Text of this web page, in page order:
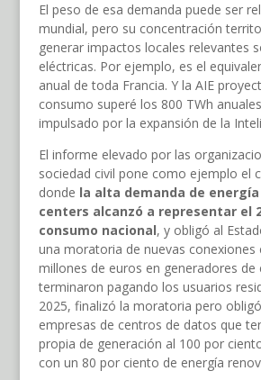
El peso de esa demanda puede ser
mundial, pero su concentración
generar impactos locales relevantes
eléctricas. Por ejemplo, es el
anual de toda Francia. Y la AIE
consumo superé los 800 TWh
impulsado por la expansión de la
El informe elevado por las
sociedad civil pone como ejemplo el
donde la alta demanda de
centers alcanzó a representar el
consumo nacional, y obligó al
una moratoria de nuevas conexiones
millones de euros en generadores de
terminaron pagando los usuarios
2025, finalizó la moratoria pero
empresas de centros de datos que
propia de generación al 100 por
con un 80 por ciento de energía